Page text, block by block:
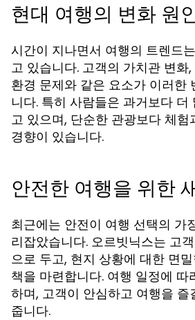
현대 여행의 변화 원
시간이 지나면서 여행의 트렌드
고 있습니다. 고객의 가치관 변화
환경 문제와 같은 요소가 이러한
니다. 특히 사람들은 과거보다
고 있으며, 단순한 관광보다 체험
경향이 있습니다.
안전한 여행을 위한
최근에는 안전이 여행 선택의 가
리잡았습니다. 오르빗닉스는 고
으로 두고, 현지 상황에 대한 면
책을 마련합니다. 여행 일정에 따
하며, 고객이 안심하고 여행을 즐
줍니다.